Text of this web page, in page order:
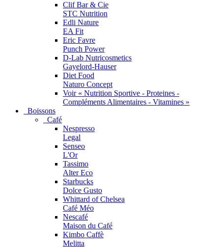
Clif Bar & Cie
STC Nutrition
Edli Nature
EA Fit
Eric Favre
Punch Power
D-Lab Nutricosmetics
Gayelord-Hauser
Diet Food
Naturo Concept
Voir « Nutrition Sportive - Proteines -
Compléments Alimentaires - Vitamines »
Boissons
Café
Nespresso
Legal
Senseo
L'Or
Tassimo
Alter Eco
Starbucks
Dolce Gusto
Whittard of Chelsea
Café Méo
Nescafé
Maison du Café
Kimbo Caffè
Melitta